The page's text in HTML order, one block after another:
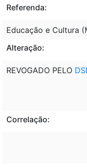
Referenda:
Educação e Cultura
Alteração:
REVOGADO PELO
Correlação: